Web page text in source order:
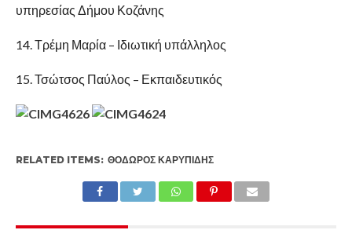
υπηρεσίας Δήμου Κοζάνης
14. Τρέμη Μαρία – Ιδιωτική υπάλληλος
15. Τσώτσος Παύλος – Εκπαιδευτικός
RELATED ITEMS: ΘΌΔΩΡΟΣ ΚΑΡΥΠΊΔΗΣ